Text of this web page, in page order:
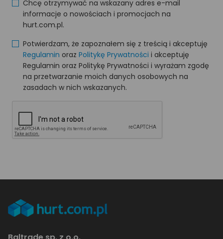
Chcę otrzymywać na wskazany adres e-mail
informacje o nowościach i promocjach na
hurt.com.pl.
Potwierdzam, że zapoznałem się z treścią i akceptuję
Regulamin oraz Politykę Prywatności i akceptuję
Regulamin oraz Politykę Prywatności i wyrażam zgodę
na przetwarzanie moich danych osobowych na
zasadach w nich wskazanych.